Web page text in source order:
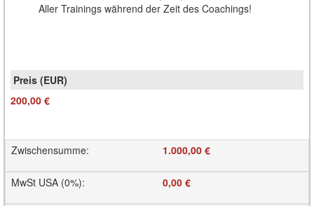
Aller Trainings während der Zeit des Coachings!
200,00 €
Zwischensumme: 1.000,00 €
MwSt USA (0%): 0,00 €